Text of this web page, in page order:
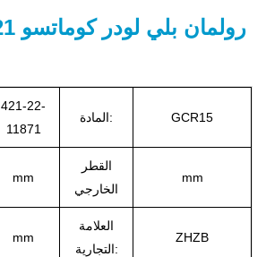
رولمان بلي لودر كوماتسو 421-22-11871
421-22-
11871
المادة: GCR15
mm
القطر
الخارجي
mm
mm
العلامة
التجارية:
ZHZB